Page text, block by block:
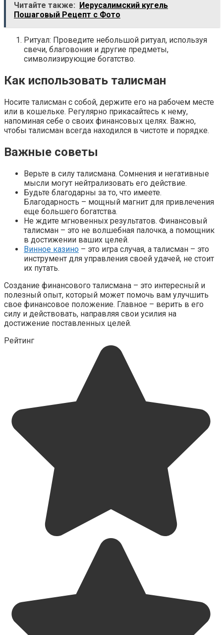
Читайте также:
Иерусалимский кугель
Пошаговый Рецепт с Фото
Ритуал: Проведите небольшой ритуал, используя
свечи, благовония и другие предметы,
символизирующие богатство.
Как использовать талисман
Носите талисман с собой, держите его на рабочем месте
или в кошельке. Регулярно прикасайтесь к нему,
напоминая себе о своих финансовых целях. Важно,
чтобы талисман всегда находился в чистоте и порядке.
Важные советы
Верьте в силу талисмана. Сомнения и негативные
мысли могут нейтрализовать его действие.
Будьте благодарны за то, что имеете.
Благодарность – мощный магнит для привлечения
еще большего богатства.
Не ждите мгновенных результатов. Финансовый
талисман – это не волшебная палочка, а помощник
в достижении ваших целей.
Винное казино – это игра случая, а талисман – это
инструмент для управления своей удачей, не стоит
их путать.
Создание финансового талисмана – это интересный и
полезный опыт, который может помочь вам улучшить
свое финансовое положение. Главное – верить в его
силу и действовать, направляя свои усилия на
достижение поставленных целей.
Рейтинг